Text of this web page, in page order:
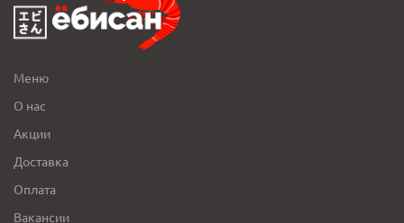
Меню
О нас
Акции
Доставка
Оплата
Вакансии